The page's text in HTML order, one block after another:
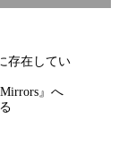
存在してい
Mirrors』へ